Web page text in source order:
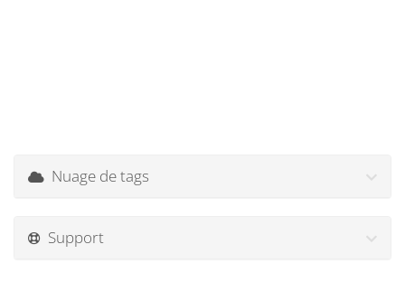
Nuage de tags
Support